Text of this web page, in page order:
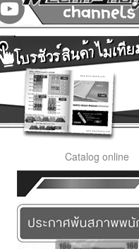
Catalog online